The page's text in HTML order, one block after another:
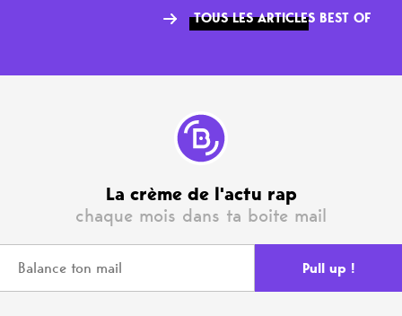
TOUS LES ARTICLES BEST OF
La crème de l'actu rap
chaque mois dans ta boite mail